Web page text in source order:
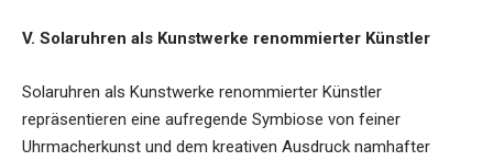
V. Solaruhren als Kunstwerke renommierter Künstler
Solaruhren als Kunstwerke renommierter Künstler
repräsentieren eine aufregende Symbiose von feiner
Uhrmacherkunst und dem kreativen Ausdruck namhafter